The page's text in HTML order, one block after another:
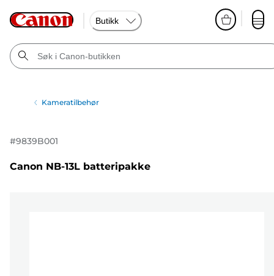
Butikk
Kameratilbehør
#9839B001
Canon NB-13L batteripakke